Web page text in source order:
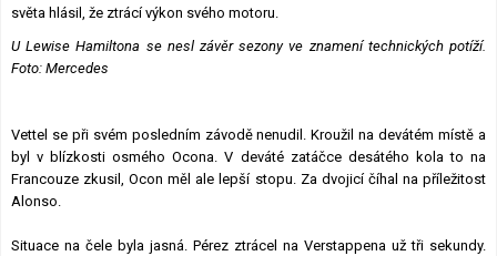
světa hlásil, že ztrácí výkon svého motoru.
U Lewise Hamiltona se nesl závěr sezony ve znamení technických potíží.
Foto: Mercedes
Vettel se při svém posledním závodě nenudil. Kroužil na devátém místě a
byl v blízkosti osmého Ocona. V deváté zatáčce desátého kola to na
Francouze zkusil, Ocon měl ale lepší stopu. Za dvojicí číhal na příležitost
Alonso.
Situace na čele byla jasná. Pérez ztrácel na Verstappena už tři sekundy.